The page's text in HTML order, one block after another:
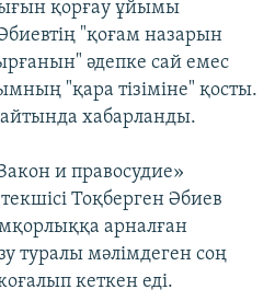
қорғау ұйымы
"қоғам назарын
әдепке сай емес
"қара тізіміне" қосты.
хабарланды.
и правосудие»
Тоқберген Әбиев
арналған
туралы мәлімдеген соң
кеткен еді.